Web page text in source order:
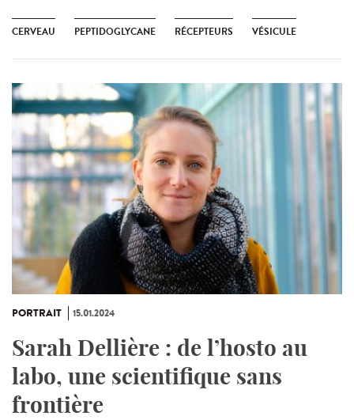
CERVEAU PEPTIDOGLYCANE RÉCEPTEURS VÉSICULE
PORTRAIT 15.01.2024
Sarah Dellière : de l’hosto au
labo, une scientifique sans
frontière